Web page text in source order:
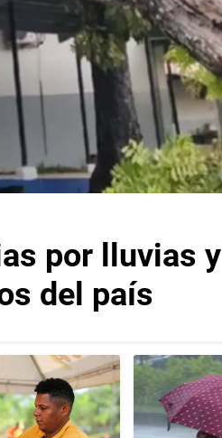
por lluvias y
del país